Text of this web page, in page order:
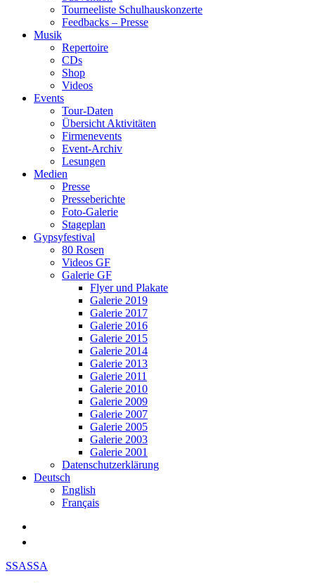
Tourneeliste Schulhauskonzerte
Feedbacks – Presse
Musik
Repertoire
CDs
Shop
Videos
Events
Tour-Daten
Übersicht Aktivitäten
Firmenevents
Event-Archiv
Lesungen
Medien
Presse
Presseberichte
Foto-Galerie
Stageplan
Gypsyfestival
80 Rosen
Videos GF
Galerie GF
Flyer und Plakate
Galerie 2019
Galerie 2017
Galerie 2016
Galerie 2015
Galerie 2014
Galerie 2013
Galerie 2011
Galerie 2010
Galerie 2009
Galerie 2007
Galerie 2005
Galerie 2003
Galerie 2001
Datenschutzerklärung
Deutsch
English
Français
SSASSA